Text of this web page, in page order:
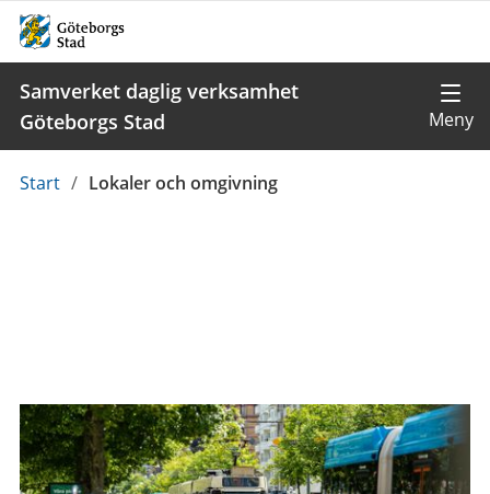
Samverket daglig verksamhet
Göteborgs Stad
Du
Start / Lokaler och omgivning